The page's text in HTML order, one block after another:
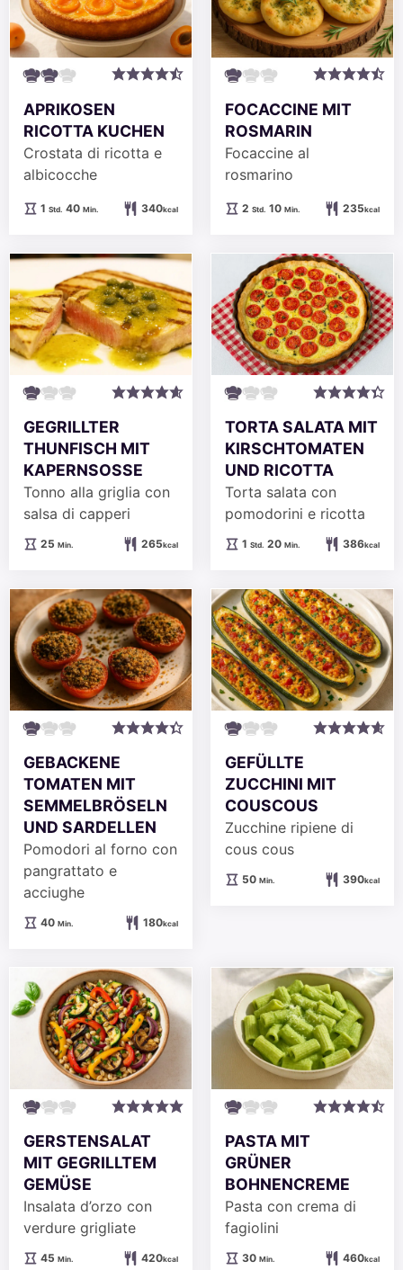
APRIKOSEN
RICOTTA KUCHEN
Crostata di ricotta e
albicocche
1Stunde
Std. 40Minuten
Min. 340kcal
FOCACCINE MIT
ROSMARIN
Focaccine al
rosmarino
2Stunden
Std. 10Minuten
Min. 235kcal
GEGRILLTER
THUNFISCH MIT
KAPERNSOSSE
Tonno alla griglia con
salsa di capperi
25Minuten
Min. 265kcal
TORTA SALATA MIT
KIRSCHTOMATEN
UND RICOTTA
Torta salata con
pomodorini e ricotta
1Stunde
Std. 20Minuten
Min. 386kcal
GEBACKENE
TOMATEN MIT
SEMMELBRÖSELN
UND SARDELLEN
Pomodori al forno con
pangrattato e
acciughe
40Minuten
Min. 180kcal
GEFÜLLTE
ZUCCHINI MIT
COUSCOUS
Zucchine ripiene di
cous cous
50Minuten
Min. 390kcal
GERSTENSALAT
MIT GEGRILLTEM
GEMÜSE
Insalata d’orzo con
verdure grigliate
45Minuten
Min. 420kcal
PASTA MIT
GRÜNER
BOHNENCREME
Pasta con crema di
fagiolini
30Minuten
Min. 460kcal